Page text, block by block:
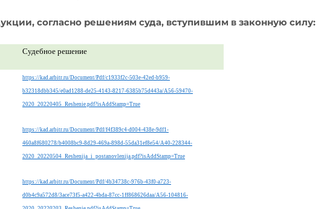
согласно решениям суда, вступившим в законную силу:
Судебное решение
https://kad.arbitr.ru/Document/Pdf/c1933f2c-503e-42ed-b959-
b32318dbb345/e0ad1288-de25-4143-8217-6385b75d443a/A56-59470-
2020_20220405_Reshenie.pdf?isAddStamp=True
https://kad.arbitr.ru/Document/Pdf/f4f389c4-d004-438e-9df1-
460a8f680278/b4008bc9-8d29-469a-898d-55da31ef8e54/A40-228344-
2020_20220504_Reshenija_i_postanovlenija.pdf?isAddStamp=True
https://kad.arbitr.ru/Document/Pdf/4b34738c-976b-43f0-a723-
d0b4c9a572d8/3ace73f5-a422-4bda-87cc-1ff868626daa/A56-104816-